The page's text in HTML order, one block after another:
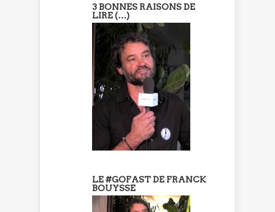
3 BONNES RAISONS DE
LIRE (…)
LE #GOFAST DE FRANCK
BOUYSSE